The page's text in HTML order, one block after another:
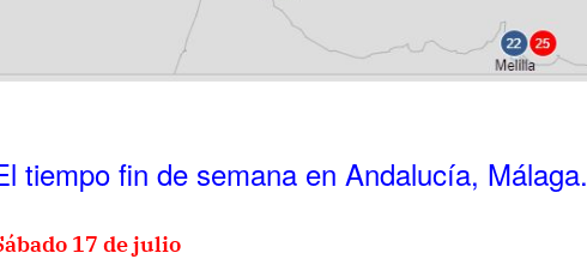
tiempo fin de semana en Andalucía, Málaga.
17 de julio